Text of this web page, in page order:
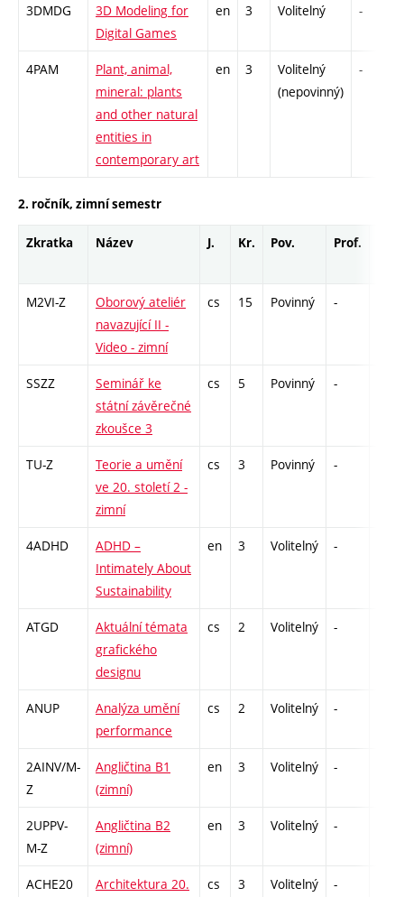
3DMDG
3D Modeling for
Digital Games
en 3 Volitelný -
4PAM
Plant, animal,
mineral: plants
and other natural
entities in
contemporary art
en 3
Volitelný
(nepovinný)
-
2. ročník, zimní semestr
Zkratka Název J. Kr. Pov. Prof.
M2VI-Z
Oborový ateliér
navazující II -
Video - zimní
cs 15 Povinný -
SSZZ
Seminář ke
státní závěrečné
zkoušce 3
cs 5 Povinný -
TU-Z
Teorie a umění
ve 20. století 2 -
zimní
cs 3 Povinný -
4ADHD
ADHD –
Intimately About
Sustainability
en 3 Volitelný -
ATGD
Aktuální témata
grafického
designu
cs 2 Volitelný -
ANUP
Analýza umění
performance
cs 2 Volitelný -
2AINV/M-
Z
Angličtina B1
(zimní)
en 3 Volitelný -
2UPPV-
M-Z
Angličtina B2
(zimní)
en 3 Volitelný -
ACHE20
Architektura 20.
cs 3 Volitelný -